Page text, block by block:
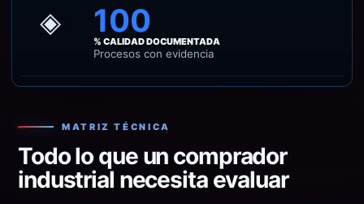
◈ 100
% CALIDAD DOCUMENTADA
Procesos con evidencia
MATRIZ TÉCNICA
Todo lo que un comprador
industrial necesita evaluar